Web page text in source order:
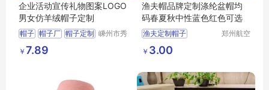
企业活动宣传礼物图案LOGO
男女仿羊绒帽子定制
帽子 帽子厂 帽子定制
仿羊绒帽子
嵊州市秀
￥ 7.89
渔夫帽品牌定制涤纶盆帽均
码春夏秋中性蓝色红色可选
渔夫定制帽子
郑州航空
￥ 3.00